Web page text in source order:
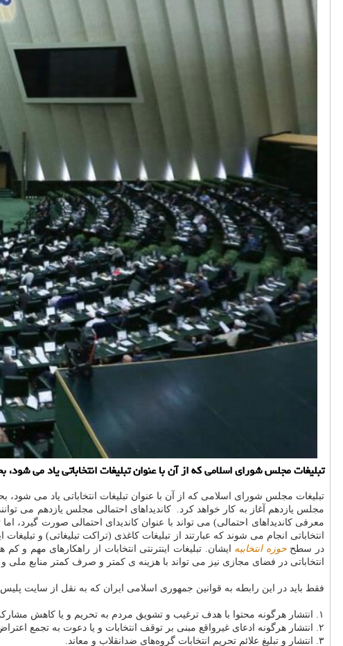
تبلیغات مجلس شورای اسلامی كه از آن با عنوان تبلیغات انتخاباتی یاد می
تبلیغات مجلس شورای اسلامی که از آن با عنوان تبلیغات انتخاباتی یاد می
مجلس یازدهم آغاز به کار خواهد کرد. كاندیداهای احتمالی مجلس یازدهم می
انتخاباتی انجام می شوند که عبارتند از تبلیغات کاغذی (تراکت تبلیغاتی) و
در سطححوزه انتخابیه ایشان. تبلیغات اینترنتی انتخابات از راهکارهای مهم و
انتخاباتی در فضای مجازی نیز می تواند با هزینه ی کمتر و صرف کمتر منابع
فقط باید در این رابطه به قوانین جمهوری اسلامی ایران که به نقل از سایت
۱. انتشار هرگونه محتوا با هدف ترغیب و تشویق مردم به تحریم و یا کاهش مشارکت در انتخابات.
۲. انتشار هرگونه ادعای غیرواقع مبنی بر توقف انتخابات و یا دعوت به تجمع اعتراض‌آمیز‌، اعتصاب‌، تحصن و هر اقدامی که به نحوی موجب اخلال در امر انتخابات گردد.
۳. انتشار و تبلیغ علائم تحریم انتخابات گروه‌های ضد‌انقلاب و معاند.